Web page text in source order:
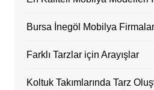
Bursa İnegöl Mobilya
Farklı Tarzlar için Arayışlar
Koltuk Takımlarında Tarz